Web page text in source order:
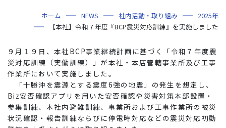
年代から探す
地域別で探す
用途区分から探す
GISマップシステム
Niseko Project
プロジェクトレポート
技術・ソリューション
ソリューション
海外事業
NISEKO PROJECTS
閉じる
ホーム NEWS 社内活動・取り組み
2025年
【本社】令和７年度『BCP震災対応訓練』を実施しました
９月１９日、本社BCP事業継続計画に基づく「令和７年度震
災対応訓練（実働訓練）」が本社・本店管轄事業所及び工事
作業所において実施しました。
「十勝沖を震源とする震度6強の地震」の発生を想定し、
Biz安否確認アプリを用いた安否確認や災害対策本部設置・
参集訓練、本社内避難訓練、事業所および工事作業所の被災
状況確認・報告訓練ならびに停電時対応などの震災対応初動